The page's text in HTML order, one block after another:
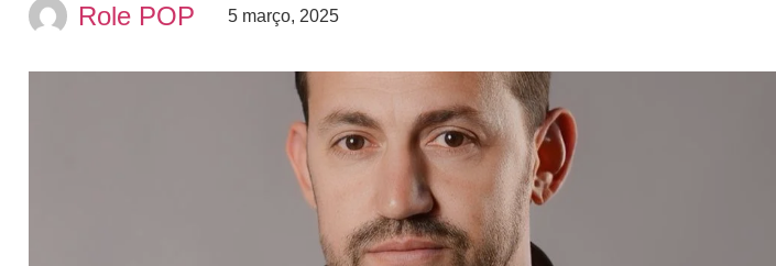
Role POP 5 março, 2025